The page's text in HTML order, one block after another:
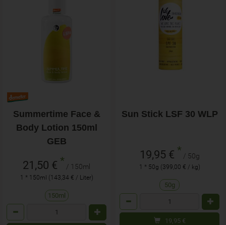
Summertime Face &
Body Lotion 150ml
GEB
21,50 € * / 150ml
1 * 150ml (143,34 € / Liter)
150ml
Sun Stick LSF 30 WLP
19,95 € * / 50g
1 * 50g (399,00 € / kg)
50g
19,95 €